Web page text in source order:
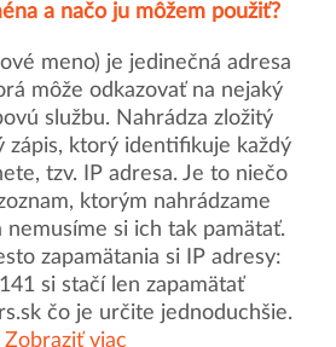
a načo ju môžem použiť?
meno) je jedinečná adresa
môže odkazovať na nejaký
službu. Nahrádza zložitý
zápis, ktorý identifikuje každý
tzv. IP adresa. Je to niečo
ktorým nahrádzame
si ich tak pamätať.
zapamätania si IP adresy:
si stačí len zapamätať
čo je určite jednoduchšie.
Zobraziť viac